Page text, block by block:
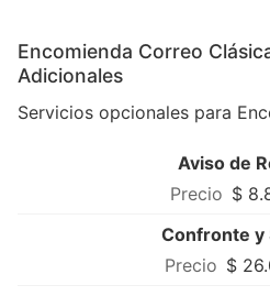
Encomienda Correo
Adicionales
Servicios opcionales para
Aviso de
$
Confronte y
$